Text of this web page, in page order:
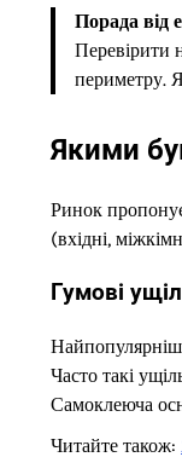
Порада від
Перевірити
периметру.
Якими
Ринок
(вхідні,
Гумові
Часто такі
Самоклеюча
Читайте також: